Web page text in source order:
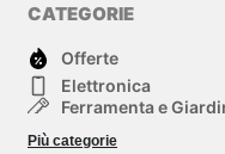
CATEGORIE
Offerte
Elettronica
Ferramenta e
Bambini e Neonati
Più categorie